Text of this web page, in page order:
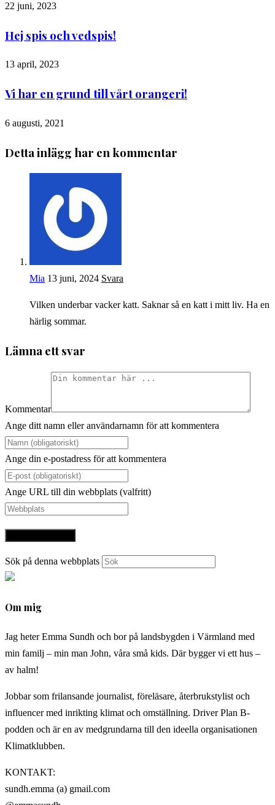
22 juni, 2023
Hej spis och vedspis!
13 april, 2023
Vi har en grund till vårt orangeri!
6 augusti, 2021
Detta inlägg har en kommentar
Mia 13 juni, 2024 Svara
Vilken underbar vacker katt. Saknar så en katt i mitt liv. Ha en
härlig sommar.
Lämna ett svar
Kommentar
Ange ditt namn eller användarnamn för att kommentera
Ange din e-postadress för att kommentera
Ange URL till din webbplats (valfritt)
Sök på denna webbplats
Om mig
Jag heter Emma Sundh och bor på landsbygden i Värmland med
min familj – min man John, våra små kids. Där bygger vi ett hus –
av halm!
Jobbar som frilansande journalist, föreläsare, återbrukstylist och
influencer med inrikting klimat och omställning. Driver Plan B-
podden och är en av medgrundarna till den ideella organisationen
Klimatklubben.
KONTAKT:
sundh.emma (a) gmail.com